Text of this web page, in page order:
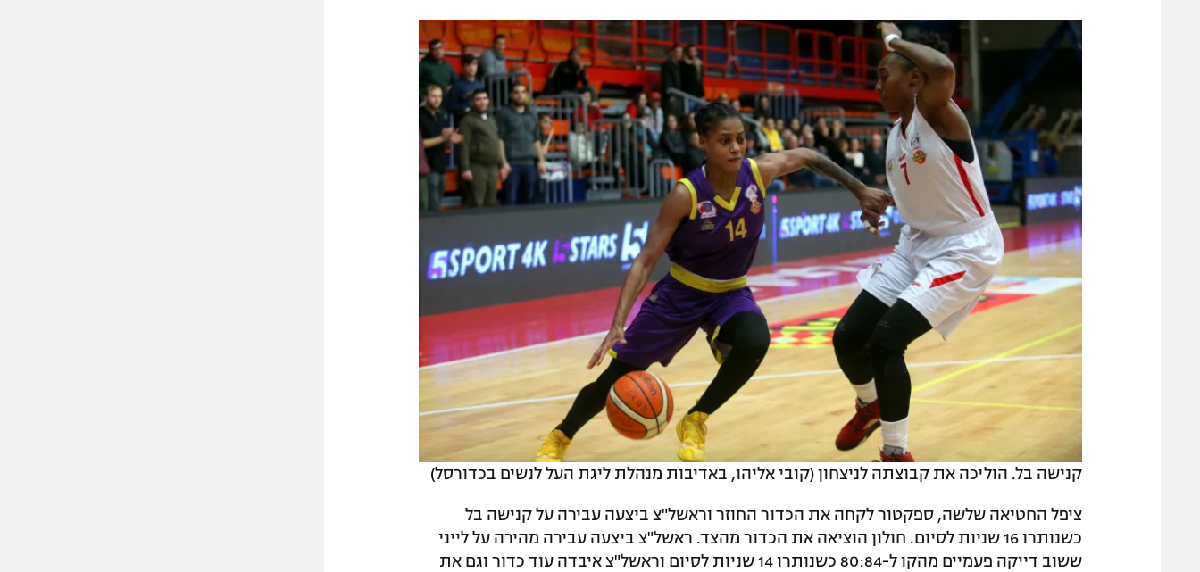
קנישה בל. הוליכה את קבוצתה לניצחון (קובי אליהו, באדיבות מנהלת ליגת העל לנשים בכדורסל)
ציפל החטיאה שלשה, ספקטור לקחה את הכדור החוזר וראשל"צ ביצעה עבירה על קנישה בל
כשנותרו 16 שניות לסיום. חולון הוציאה את הכדור מהצד. ראשל"צ ביצעה עבירה מהירה על לייני
ששוב דייקה פעמיים מהקו ל-80:84 כשנותרו 14 שניות לסיום וראשל"צ איבדה עוד כדור וגם את